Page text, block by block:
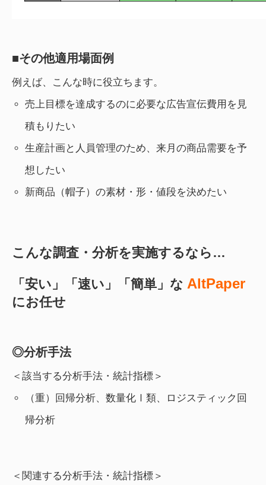
■その他適用場面例
例えば、こんな時に役立ちます。
売上目標を達成するのに必要な広告宣伝費用を見
積もりたい
生産計画と人員管理のため、来月の商品需要を予
想したい
新商品（帽子）の素材・形・値段を決めたい
こんな調査・分析を実施するなら…
「安い」「速い」「簡単」な AltPaper
にお任せ
◎分析手法
＜該当する分析手法・統計指標＞
（重）回帰分析、数量化Ⅰ類、ロジスティック回
帰分析
＜関連する分析手法・統計指標＞